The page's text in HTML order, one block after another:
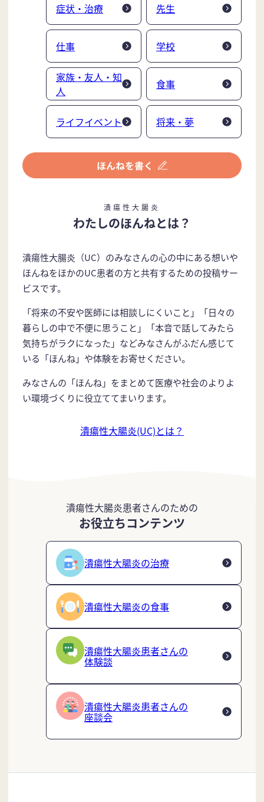
症状・治療 先生
仕事 学校
家族・友人・知
人
食事
ライフイベント 将来・夢
潰瘍性大腸炎
わたしのほんねとは？
潰瘍性大腸炎（UC）のみなさんの心の中にある想いや
ほんねをほかのUC患者の方と共有するための投稿サー
ビスです。
「将来の不安や医師には相談しにくいこと」「日々の
暮らしの中で不便に思うこと」「本音で話してみたら
気持ちがラクになった」などみなさんがふだん感じて
いる「ほんね」や体験をお寄せください。
みなさんの「ほんね」をまとめて医療や社会のよりよ
い環境づくりに役立ててまいります。
潰瘍性大腸炎(UC)とは？
潰瘍性大腸炎患者さんのための
お役立ちコンテンツ
潰瘍性大腸炎の治療
潰瘍性大腸炎の食事
潰瘍性大腸炎患者さんの
体験談
潰瘍性大腸炎患者さんの
座談会